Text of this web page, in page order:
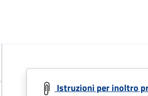
Istruzioni per inoltro